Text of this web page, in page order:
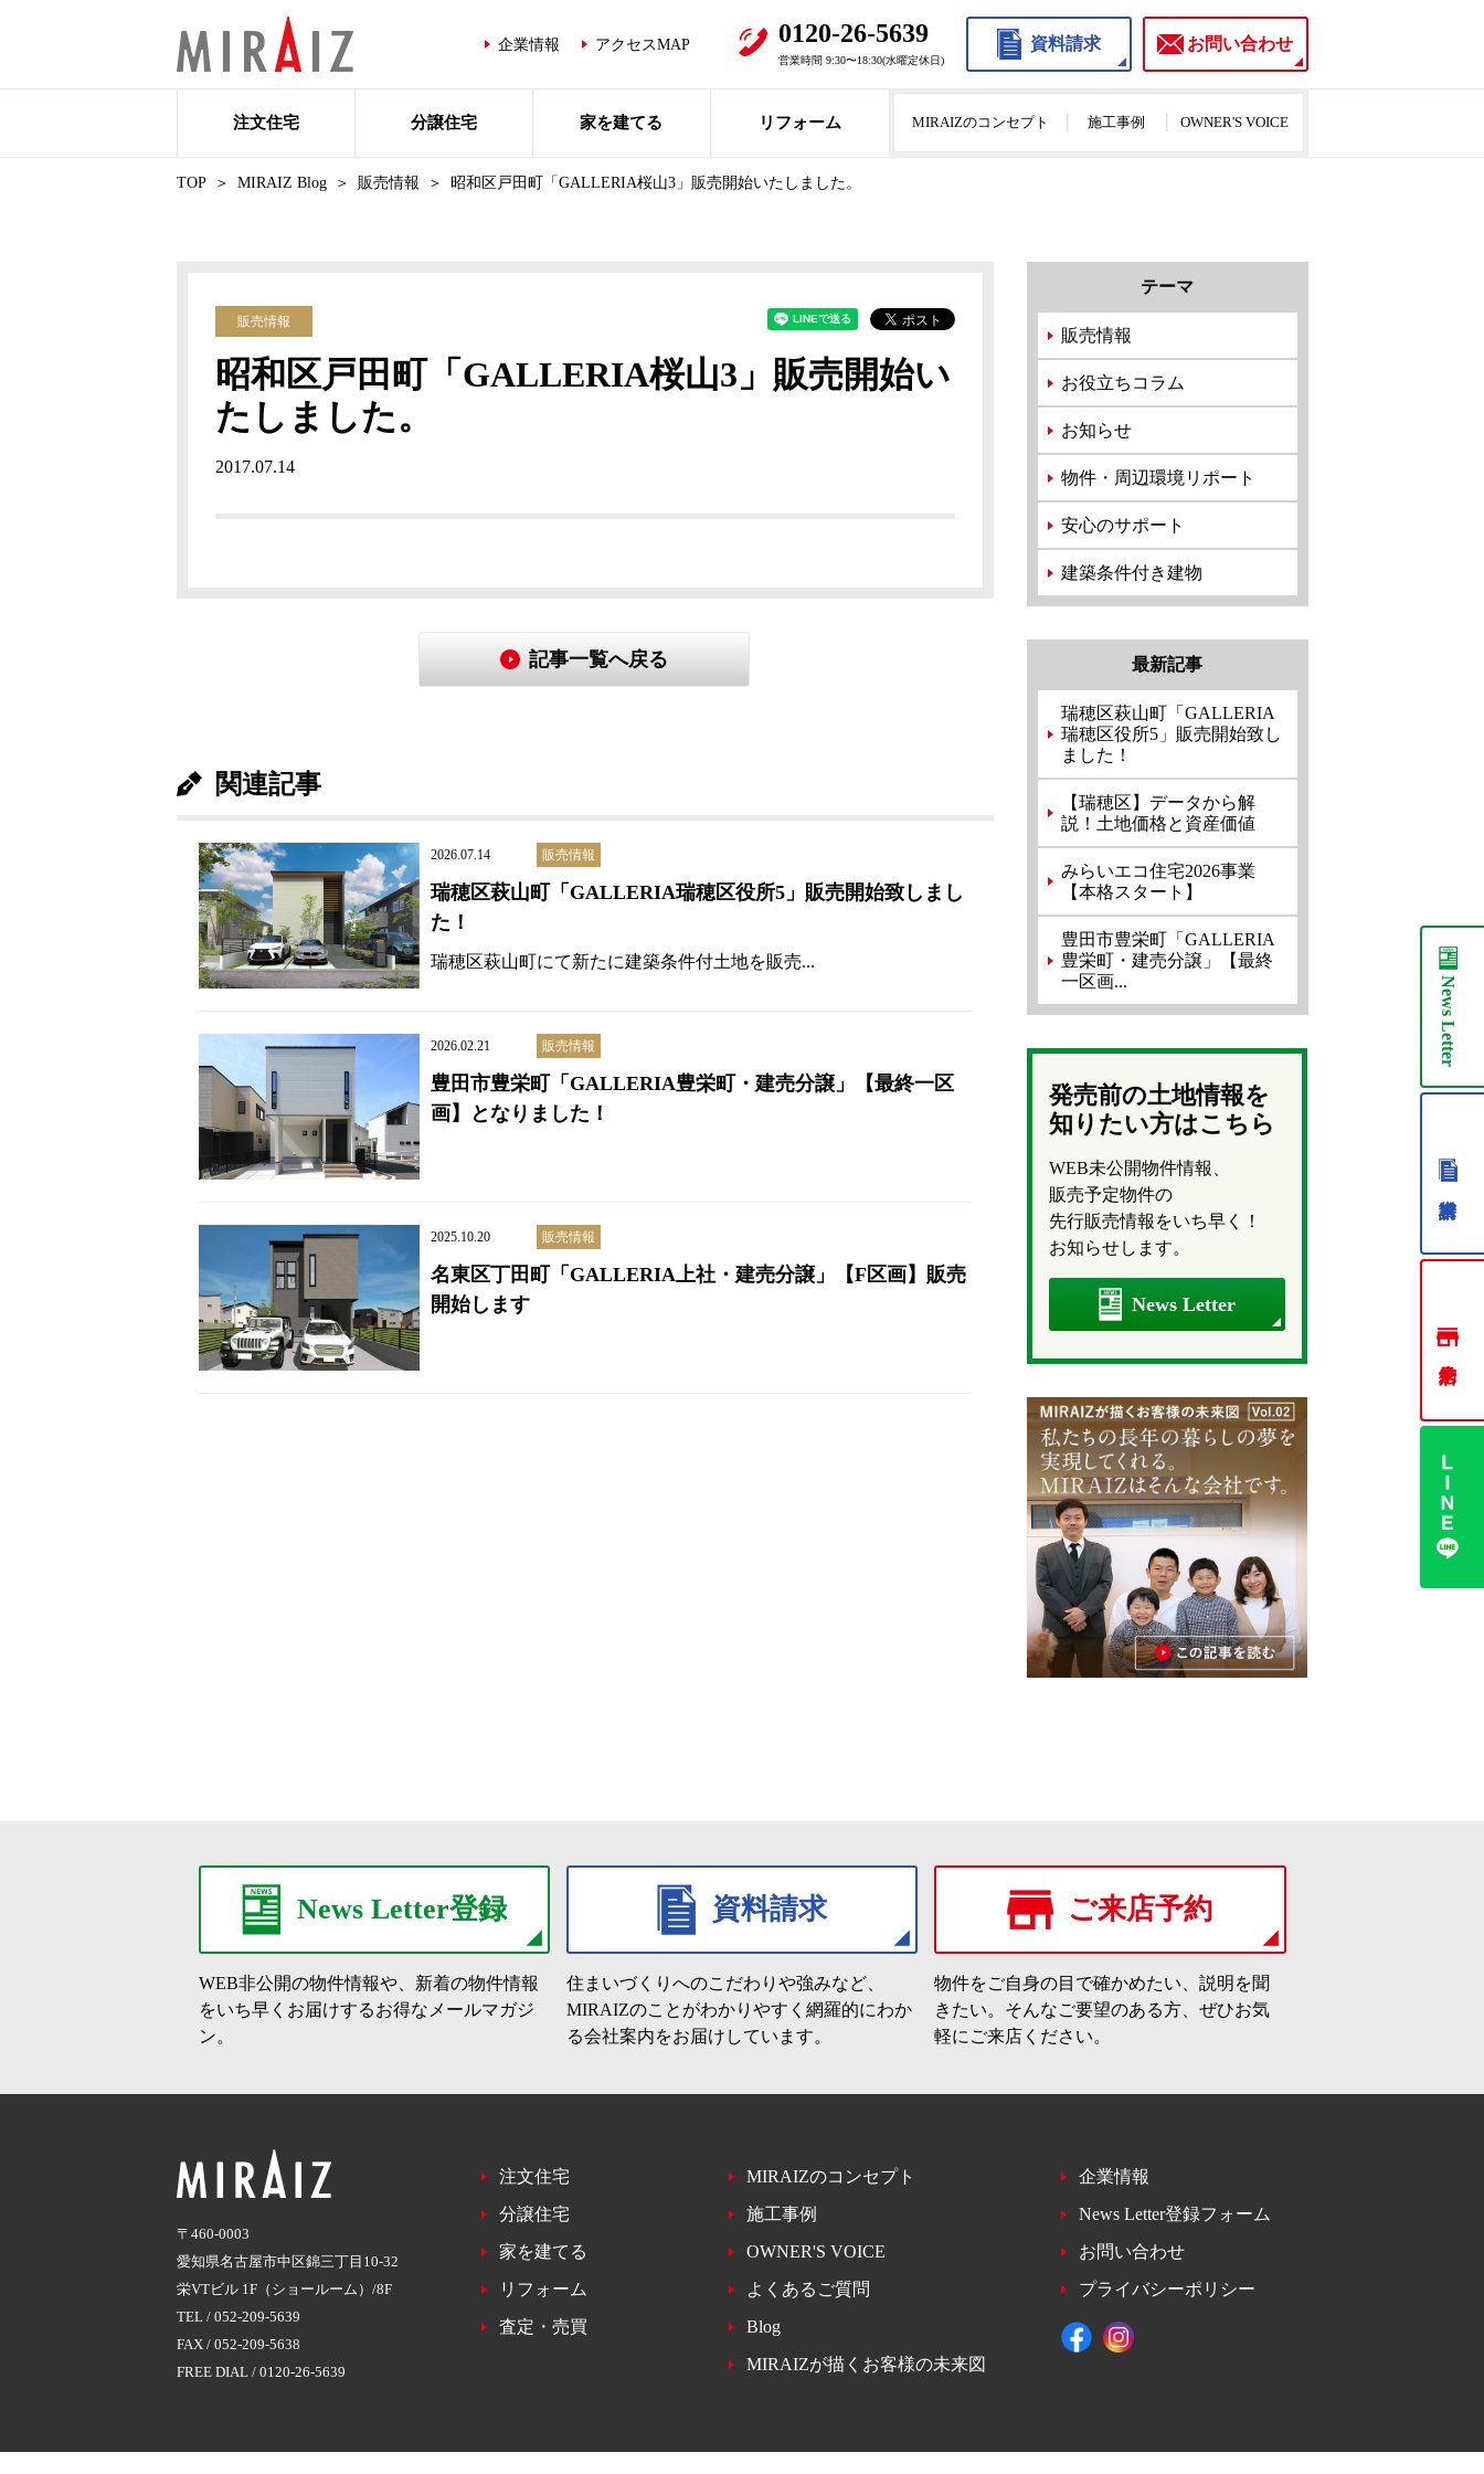
企業情報 アクセスMAP 0120-26-5639
営業時間 9:30〜18:30(水曜定休日)
資料請求 お問い合わせ
注文住宅 分譲住宅 家を建てる リフォーム MIRAIZのコンセプト 施工事例 OWNER'S VOICE
TOP MIRAIZ Blog 販売情報 昭和区戸田町「GALLERIA桜山3」販売開始いたしました。
販売情報
昭和区戸田町「GALLERIA桜山3」販売開始い
たしました。
2017.07.14
記事一覧へ戻る
関連記事
2026.07.14 販売情報
瑞穂区萩山町「GALLERIA瑞穂区役所5」販売開始致しまし
た！
瑞穂区萩山町にて新たに建築条件付土地を販売...
2026.02.21 販売情報
豊田市豊栄町「GALLERIA豊栄町・建売分譲」【最終一区
画】となりました！
2025.10.20 販売情報
名東区丁田町「GALLERIA上社・建売分譲」【F区画】販売
開始します
テーマ
販売情報
お役立ちコラム
お知らせ
物件・周辺環境リポート
安心のサポート
建築条件付き建物
最新記事
瑞穂区萩山町「GALLERIA
瑞穂区役所5」販売開始致し
ました！
【瑞穂区】データから解
説！土地価格と資産価値
みらいエコ住宅2026事業
【本格スタート】
豊田市豊栄町「GALLERIA
豊栄町・建売分譲」【最終
一区画...
発売前の土地情報を
知りたい方はこちら
WEB未公開物件情報、
販売予定物件の
先行販売情報をいち早く！
お知らせします。
News Letter
News Letter登録
WEB非公開の物件情報や、新着の物件情報
をいち早くお届けするお得なメールマガジ
ン。
資料請求
住まいづくりへのこだわりや強みなど、
MIRAIZのことがわかりやすく網羅的にわか
る会社案内をお届けしています。
ご来店予約
物件をご自身の目で確かめたい、説明を聞
きたい。そんなご要望のある方、ぜひお気
軽にご来店ください。
News
Letter
〒460-0003
愛知県名古屋市中区錦三丁目10-32
栄VTビル 1F（ショールーム）/8F
TEL / 052-209-5639
FAX / 052-209-5638
FREE DIAL / 0120-26-5639
注文住宅
分譲住宅
家を建てる
リフォーム
査定・売買
MIRAIZのコンセプト
施工事例
OWNER'S VOICE
よくあるご質問
Blog
MIRAIZが描くお客様の未来図
企業情報
News Letter登録フォーム
お問い合わせ
プライバシーポリシー